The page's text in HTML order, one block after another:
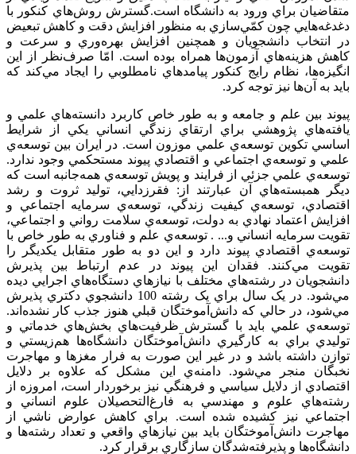
متقاضيان براي ورود به دانشگاه است.گسترش روش‌هاي کنکور با
دغدغه‌هايي چون کمّي‌سازي به منظور افزايش دقت و کاهش تبعيض
در انتخاب دانشجويان و همچنين افزايش بهره‌وري و سرعت و
کاهش هزينه‌هاي آزمون‌ها همراه بوده است. امّا صرف‌نظر از اين
انگيزه‌ها، نظام رايج کنکور پيامدهاي نامطلوبي را ايجاد مي‌کند که
بايد به آن‌ها نيز توجه کرد.
پيوند بين علم و جامعه و به طور خاص کاربرد دانسته‌هاي علمي و
يافته‌هاي پژوهشي براي ارتقاي زندگي انساني يکي از شرايط
اساسي تکوين توسعه‌ي علمي موزون است. در ايران بين توسعه‌ي
علمي و توسعه‌ي اجتماعي و اقتصادي پيوند مستحکمي وجود ندارد.
توسعه‌ي علمي جزئي از فرايند و پويش توسعه‌ي همه‌جانبه است که
ديگر همبسته‌هاي آن عبارتند از: فقرزدايي، توليد ثروت و رشد
اقتصادي، توسعه‌ي کيفيت زندگي، توسعه‌ي سرمايه اجتماعي و
افزايش اعتماد نهادي به دولت، توسعه‌ي سلامت رواني و اجتماعي،
تقويت سرمايه انساني و... . توسعه‌ي علم و فناوري به طور خاص با
توسعه‌ي اقتصادي پيوند دارد و اين دو به طور متقابل يکديگر را
تقويت مي‌كنند. فقدان اين پيوند در عدم ارتباط بين پذيرش
دانشجويان در رشته‌هاي مختلف با نيازهاي دستگاه‌هاي اجرايي ديده
مي‌شود. در يک سال براي يک رشته 100 دانشجوي دکتري پذيرش
مي‌شود، در حالي که دانش‌آموختگان قبلي هنوز جذب کار نشده‌اند.
توسعه‌ي علمي بايد با گسترش ظرفيت‌هاي بخش‌هاي خدماتي و
توليدي براي به کارگيري دانش‌آموختگان دانشگاه‌ها هم‌زيستي و
توازن داشته باشد و در غير اين صورت به فرار مغزها و مهاجرت
نخبگان منجر مي‌شود. دامنه‌ي اين مشکل که علاوه بر دلايل
اقتصادي از دلايل سياسي و فرهنگي نيز برخوردار است، امروزه از
رشته‌هاي علوم و مهندسي به فارغ‌التحصيلان علوم انساني و
اجتماعي نيز کشيده شده است. براي کاهش عوارض ناشي از
مهاجرت دانش‌آموختگان بايد بين نيازهاي واقعي و تعداد رشته‌ها و
دانشگاه‌ها و پذيرفته‌شدگان سازگاري برقرار کرد.